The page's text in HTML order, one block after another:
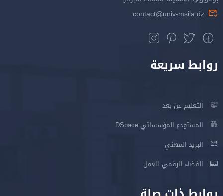
contact@univ-msila.dz
روابط سريعة
التعليم عن بعد
المستودع المؤسساتي DSpace
البريد المهني
الفضاء الرقمي للعمل